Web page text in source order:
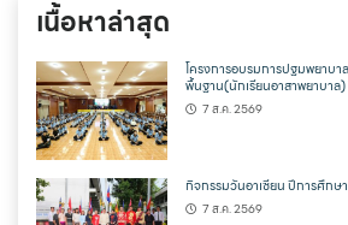
เนื้อหาล่าสุด
โครงการอบรมการปฐมพยาบ
พื้นฐาน(นักเรียนอาสาพยาบาล
7 ส.ค. 2569
กิจกรรมวันอาเซียน ปีการศึกษ
7 ส.ค. 2569